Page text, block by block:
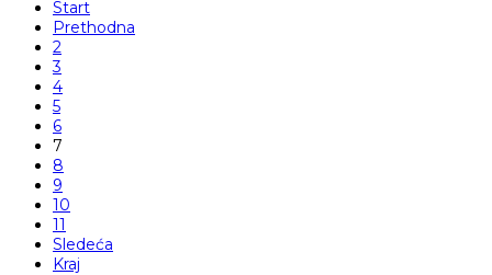
Start
Prethodna
2
3
4
5
6
7
8
9
10
11
Sledeća
Kraj